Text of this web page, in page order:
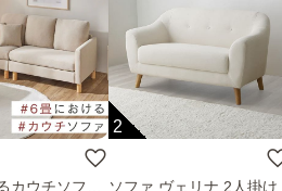
カウチソファ
2
ソファ ヴェリナ 2人掛け